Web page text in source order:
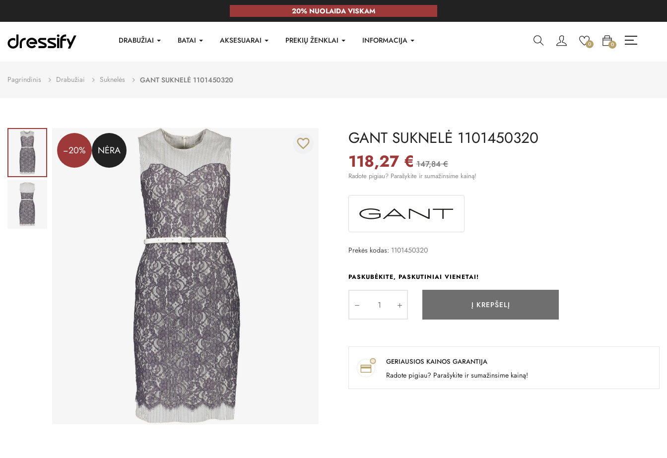
20% NUOLAIDA VISKAM
DRABUŽIAI BATAI AKSESUARAI PREKIŲ ŽENKLAI INFORMACIJA 0 0
Pagrindinis Drabužiai Suknelės GANT SUKNELĖ 1101450320
−20% NĖRA favorite_border GANT SUKNELĖ 1101450320
118,27 € 147,84 €
Radote pigiau? Parašykite ir sumažinsime kainą!
Prekės kodas: 1101450320
PASKUBĖKITE, PASKUTINIAI VIENETAI!
Į KREPŠELĮ
GERIAUSIOS KAINOS GARANTIJA
Radote pigiau? Parašykite ir sumažinsime kainą!